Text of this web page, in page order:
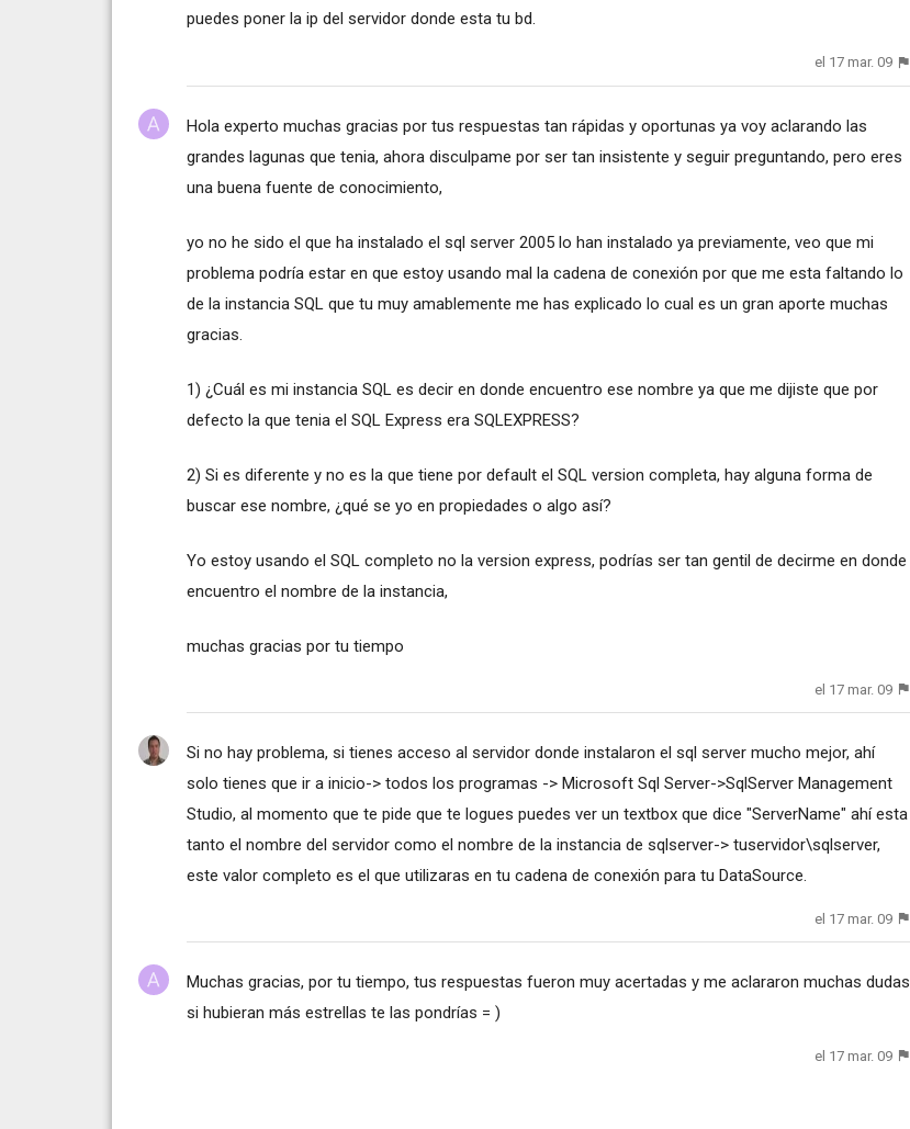
puedes poner la ip del servidor donde esta tu bd.
el 17 mar. 09
Hola experto muchas gracias por tus respuestas tan rápidas y oportunas ya voy aclarando las
grandes lagunas que tenia, ahora disculpame por ser tan insistente y seguir preguntando, pero eres
una buena fuente de conocimiento,
yo no he sido el que ha instalado el sql server 2005 lo han instalado ya previamente, veo que mi
problema podría estar en que estoy usando mal la cadena de conexión por que me esta faltando lo
de la instancia SQL que tu muy amablemente me has explicado lo cual es un gran aporte muchas
gracias.
1) ¿Cuál es mi instancia SQL es decir en donde encuentro ese nombre ya que me dijiste que por
defecto la que tenia el SQL Express era SQLEXPRESS?
2) Si es diferente y no es la que tiene por default el SQL version completa, hay alguna forma de
buscar ese nombre, ¿qué se yo en propiedades o algo así?
Yo estoy usando el SQL completo no la version express, podrías ser tan gentil de decirme en donde
encuentro el nombre de la instancia,
muchas gracias por tu tiempo
el 17 mar. 09
Si no hay problema, si tienes acceso al servidor donde instalaron el sql server mucho mejor, ahí
solo tienes que ir a inicio-> todos los programas -> Microsoft Sql Server->SqlServer Management
Studio, al momento que te pide que te logues puedes ver un textbox que dice "ServerName" ahí esta
tanto el nombre del servidor como el nombre de la instancia de sqlserver-> tuservidor\sqlserver,
este valor completo es el que utilizaras en tu cadena de conexión para tu DataSource.
el 17 mar. 09
Muchas gracias, por tu tiempo, tus respuestas fueron muy acertadas y me aclararon muchas dudas
si hubieran más estrellas te las pondrías = )
el 17 mar. 09